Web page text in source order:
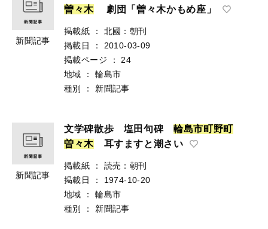
新聞記事
曽 々木劇団「曽々木かもめ座」
掲載紙 ：
北國：朝刊
掲載日
：
2010-03-09
掲載ページ
：
24
地域
：
輪島市
種別
： 新聞記事
新聞記事
文学碑散歩 塩田句碑輪島市町野町
曽 々木耳すますと潮さい
掲載紙 ：
読売：朝刊
掲載日
：
1974-10-20
地域
：
輪島市
種別
： 新聞記事